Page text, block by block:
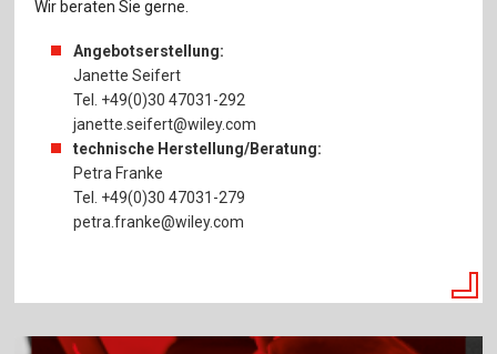
Wir beraten Sie gerne.
Angebotserstellung:
Janette Seifert
Tel. +49(0)30 47031-292
janette.seifert@wiley.com
technische Herstellung/Beratung:
Petra Franke
Tel. +49(0)30 47031-279
petra.franke@wiley.com